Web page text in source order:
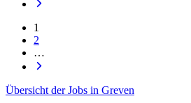
1
2
…
Übersicht der Jobs in Greven